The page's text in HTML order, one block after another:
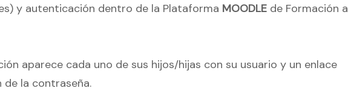
y autenticación dentro de la Plataforma MOODLE de Formación a
aparece cada uno de sus hijos/hijas con su usuario y un enlace
de la contraseña.